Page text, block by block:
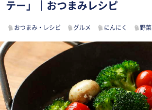
テー」｜おつまみレシピ
おつまみ・レシピ グルメ にんにく 野菜